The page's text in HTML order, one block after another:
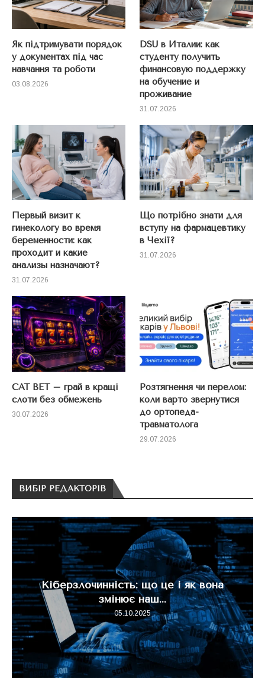
Як підтримувати порядок
у документах під час
навчання та роботи
03.08.2026
DSU в Италии: как
студенту получить
финансовую поддержку
на обучение и
проживание
31.07.2026
Первый визит к
гинекологу во время
беременности: как
проходит и какие
анализы назначают?
31.07.2026
Що потрібно знати для
вступу на фармацевтику
в Чехії?
31.07.2026
CAT BET – грай в кращі
слоти без обмежень
30.07.2026
Розтягнення чи перелом:
коли варто звернутися
до ортопеда-
травматолога
29.07.2026
ВИБІР РЕДАКТОРІВ
Кіберзлочинність: що це і як вона
змінює наш...
05.10.2025